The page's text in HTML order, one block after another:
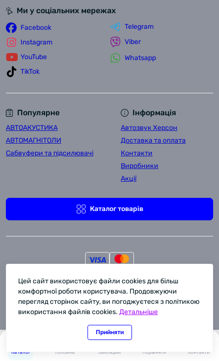
Каталог Головна Закладки
0
Порівняти Контакти
Популярне
АВТОАКУСТИКА
АВТОМАГНІТОЛИ
Сабвуфери та підсилювачі
Інформація
Автозвук Херсон
Доставка та оплата
Контакти
Виробники
Акції
Каталог товарів
Ми у соціальних мережах
Facebook
Instagram
YouTube
TikTok
Telegram
Viber
Whatsapp
Комора Автозвука © 2011-2026
Цей сайт використовує файли cookies для більш
комфортної роботи користувача. Продовжуючи
перегляд сторінок сайту, ви погоджуєтеся з політикою
використання файлів cookies. Детальніше
Прийняти